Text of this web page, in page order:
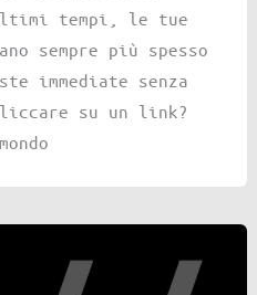
tempi, le tue
sempre più spesso
immediate senza
su un link?